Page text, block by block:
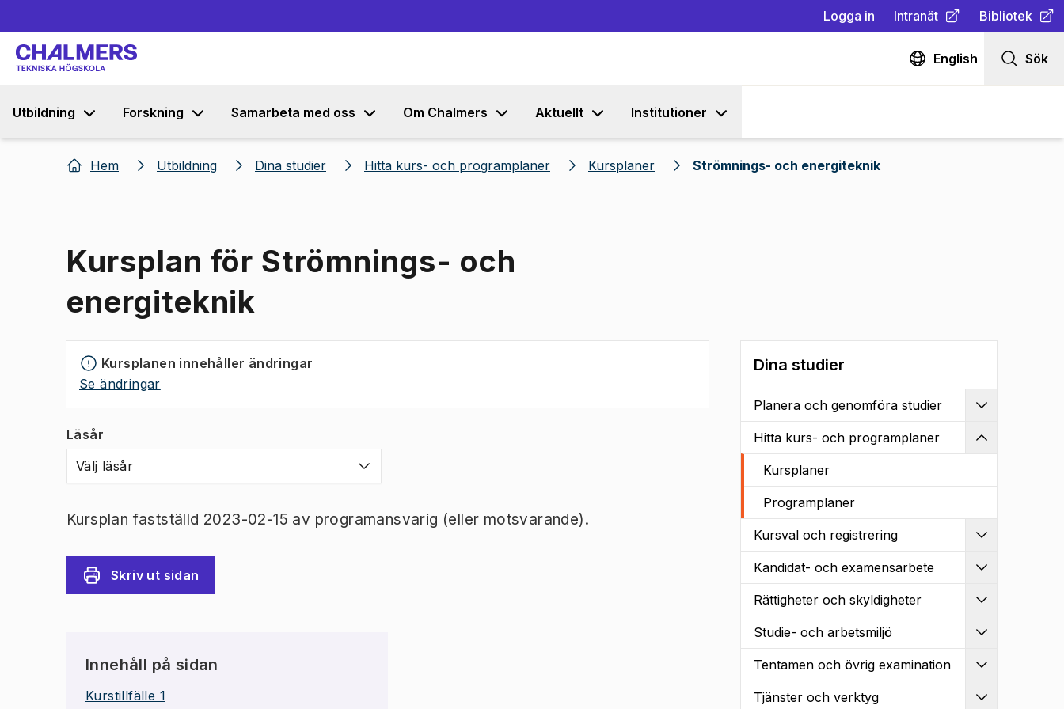
Logga in Intranät
(Öppnas i ny flik)
Bibliotek
(Öppnas i ny
English Sök
Utbildning Forskning Samarbeta med oss Om Chalmers Aktuellt Institutioner
Hem Utbildning Dina studier Hitta kurs- och programplaner Kursplaner Strömnings- och energiteknik
Kursplan för Strömnings- och
energiteknik
Kursplanen innehåller ändringar
Se ändringar
Läsår
Välj läsår
Kursplan fastställd 2023-02-15 av programansvarig (eller motsvarande).
Skriv ut sidan
Innehåll på sidan
Kurstillfälle 1
Dina studier
Planera och genomföra studier
Hitta kurs- och programplaner
Kursplaner
Programplaner
Kursval och registrering
Kandidat- och examensarbete
Rättigheter och skyldigheter
Studie- och arbetsmiljö
Tentamen och övrig examination
Tjänster och verktyg